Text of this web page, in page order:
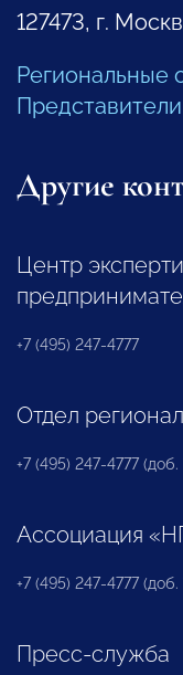
127473, г.
Региональные
Другие
Центр
+7 (495) 247-4777
Отдел
+7 (495) 247-4777 (доб.
Ассоциация
+7 (495) 247-4777 (доб.
Пресс-служба